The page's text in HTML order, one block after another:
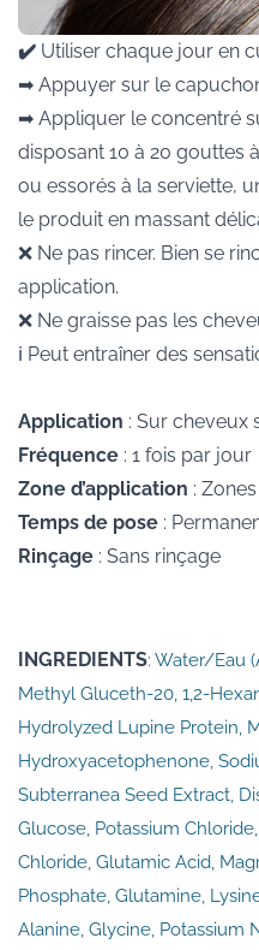
✔️ Utiliser chaque jour en
➡︎ Appuyer sur le
➡︎ Appliquer le concentré
disposant 10 à 20 gouttes
ou essorés à la serviette,
le produit en massant
❌ Ne pas rincer. Bien se
application.
❌ Ne graisse pas les
ℹ️ Peut entraîner des
Application : Sur cheveux
Fréquence : 1 fois par jour
Zone d’application :
Temps de pose :
Rinçage : Sans rinçage
INGREDIENTS: Water/Eau
Methyl Gluceth-20, 1,2-
Hydrolyzed Lupine Protein,
Hydroxyacetophenone,
Subterranea Seed Extract,
Glucose, Potassium
Chloride, Glutamic Acid,
Phosphate, Glutamine,
Alanine, Glycine, Potassium